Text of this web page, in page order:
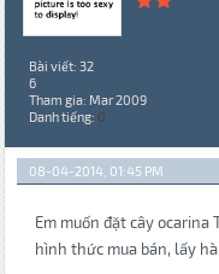
Bài viết: 32
6
Tham gia: Mar 2009
Danh tiếng: 0
08-04-2014, 01:45 PM
Em muốn đặt cây ocarina
hình thức mua bán, lấy